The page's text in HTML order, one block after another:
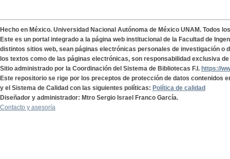
Hecho en México. Universidad Nacional Autónoma de México UNAM. Todos
Este es un portal integrado a la página web institucional de la Facultad de
distintos sitios web, sean páginas electrónicas personales de investigación o
los textos como de las páginas electrónicas, son responsabilidad exclusiva
Sitio administrado por la Coordinación del Sistema de Bibliotecas F.I. https://
Este repositorio se rige por los preceptos de protección de datos contenidos
y el Sistema de Calidad con las siguientes políticas: Política de calidad
Diseñador y administrador: Mtro Sergio Israel Franco García.
Contacto y asesoría